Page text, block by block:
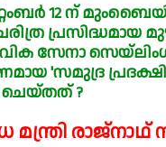
12 ന്
സേനാ
'സമുദ്ര
?
മന്ത്രി രാജ്‌നാഥ്